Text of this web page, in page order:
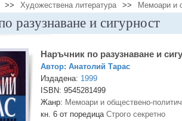
>> Художествена литература >> Мемоари и
разузнаване и сигурност
Наръчник по разузнаване и
Автор: Анатолий Тарас
Издадена: 1999
ISBN: 9545281499
Жанр: Мемоари и обществено-
кн. 6 от поредица Строго секретно